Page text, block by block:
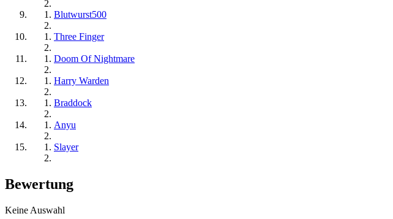
Blutwurst500
Three Finger
Doom Of Nightmare
Harry Warden
Braddock
Anyu
Slayer
Bewertung
Keine Auswahl